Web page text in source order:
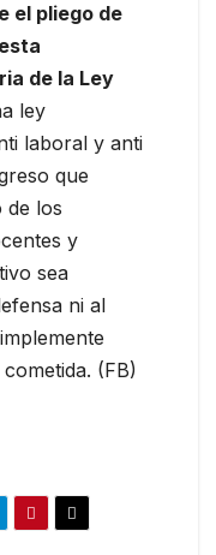
el pliego de
de la Ley
ley
laboral y anti
que
de los
y
sea
ni al
(FB)